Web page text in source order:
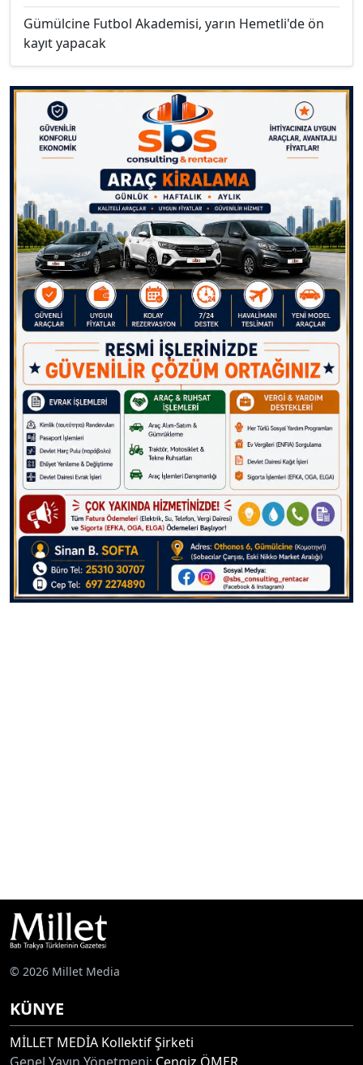
Gümülcine Futbol Akademisi, yarın Hemetli'de ön
kayıt yapacak
© 2026 Millet Media
KÜNYE
MİLLET MEDİA Kollektif Şirketi